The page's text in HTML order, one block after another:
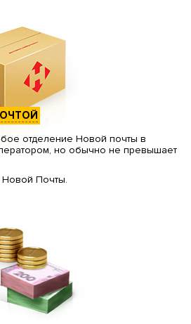
отделение Новой почты в
но обычно не превышает
Новой Почты.